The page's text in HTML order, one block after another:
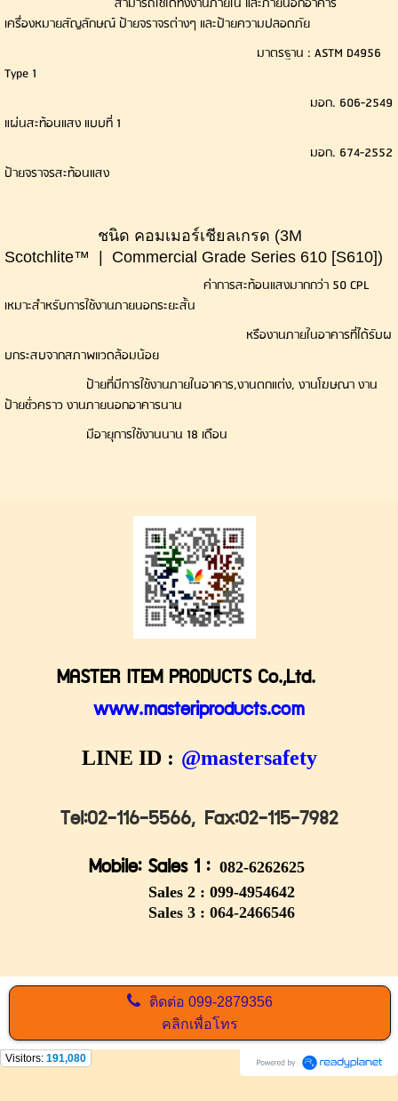
สามารถใช้ได้ทั้งงานภายใน และภายนอกอาคาร
เครื่องหมายสัญลักษณ์ ป้ายจราจรต่างๆ และป้ายความปลอดภัย
มาตรฐาน : ASTM D4956
Type 1
มอก. 606-2549
แผ่นสะท้อนแสง แบบที่ 1
มอก. 674-2552
ป้ายจราจรสะท้อนแสง
ชนิด คอมเมอร์เชียลเกรด (3M
Scotchlite™ | Commercial Grade Series 610 [S610])
ค่าการสะท้อนแสงมากกว่า 50 CPL
เหมาะสำหรับการใช้งานภายนอกระยะสั้น
หรืองานภายในอาคารที่ได้รับผ
บกระสบจากสภาพแวดล้อมน้อย
ป้ายที่มีการใช้งานภายในอาคาร,งานตกแต่ง, งานโฆษณา งาน
ป้ายชั่วคราว งานภายนอกอาคารนาน
มีอายุการใช้งานนาน 18 เดือน
MASTER ITEM PRODUCTS Co.,Ltd.
www.masteriproducts.com
LINE ID : @mastersafety
Tel:02-116-5566, Fax:02-115-7982
Mobile: Sales 1 : 082-6262625
Sales 2 : 099-4954642
Sales 3 : 064-2466546
ติดต่อ 099-2879356
คลิกเพื่อโทร
Visitors: 191,080